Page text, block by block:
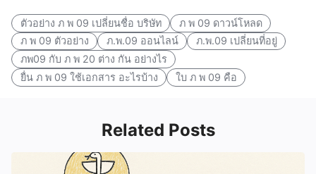
ตัวอย่าง ภ พ 09 เปลี่ยนชื่อ บริษัท
ภ พ 09 ดาวน์โหลด
ภ พ 09 ตัวอย่าง
ภ.พ.09 ออนไลน์
ภ.พ.09 เปลี่ยนที่อยู่
ภพ09 กับ ภ พ 20 ต่าง กัน อย่างไร
ยื่น ภ พ 09 ใช้เอกสาร อะไรบ้าง
ใบ ภ พ 09 คือ
Related Posts